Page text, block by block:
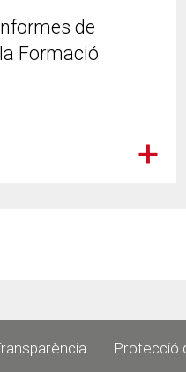
de
Formació
Protecció